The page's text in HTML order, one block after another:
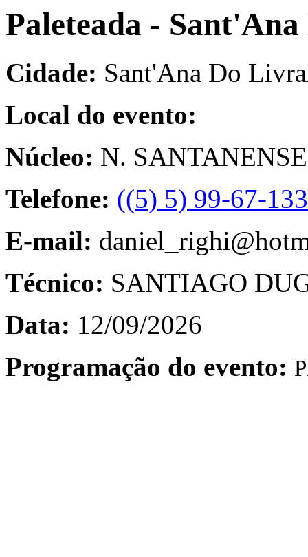
Paleteada -
Cidade: Sant'Ana Do
Local do evento:
Núcleo: N.
Telefone: ((5) 5) 99-67-
E-mail:
Técnico: SANTIAGO
Data: 12/09/2026
Programação do evento: